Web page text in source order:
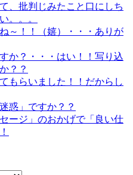
、批判じみたこと口にしち
。。。
～！！（嬉）・・・ありが
か？・・・はい！！写り込
？？
もらいました！！だからし
惑」ですか？？
ージ」のおかげで「良い仕